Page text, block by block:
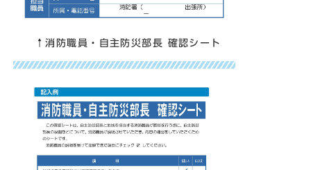
↑消防職員・自主防災部長 確認シート